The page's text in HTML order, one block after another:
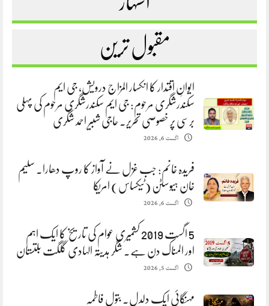
مقبول ترین
ایوانِ اقتدار کا انکسار المزاج درویش، جی ایم
سکندرشگری مرحوم: جی ایم سکندرشگری مرحوم کی پہلی
برسی پر خصوصی تحریر. حاجی شبیر احمد شگری
اگست 6, 2026
فریدہ خانم: جب غزل نے آواز کا روپ دھارا. سلیم
خان ہیوسٹن (ٹیکساس) امریکا
اگست 6, 2026
5 اگست 2019 کشمیری عوام کی تاریخ کا ایک اہم
اور المناک دن ہے. شگر ہدیتہ الہادی گلگت بلتستان
اگست 5, 2026
مہنگائی ایک دلدل. بتول فاطمہ